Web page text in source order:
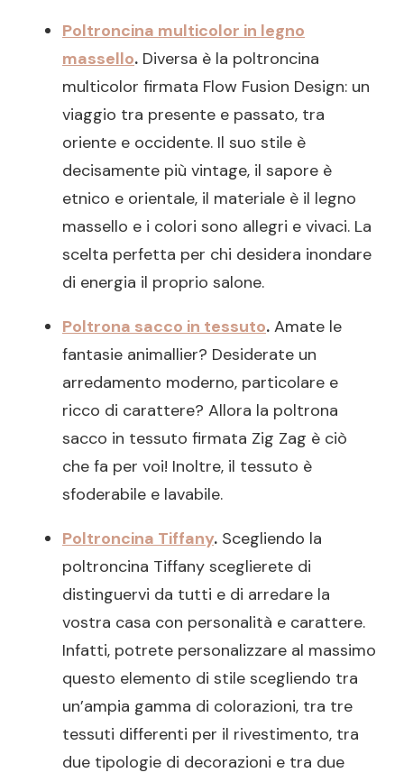
Poltroncina multicolor in legno
massello. Diversa è la poltroncina
multicolor firmata Flow Fusion Design: un
viaggio tra presente e passato, tra
oriente e occidente. Il suo stile è
decisamente più vintage, il sapore è
etnico e orientale, il materiale è il legno
massello e i colori sono allegri e vivaci. La
scelta perfetta per chi desidera inondare
di energia il proprio salone.
Poltrona sacco in tessuto. Amate le
fantasie animallier? Desiderate un
arredamento moderno, particolare e
ricco di carattere? Allora la poltrona
sacco in tessuto firmata Zig Zag è ciò
che fa per voi! Inoltre, il tessuto è
sfoderabile e lavabile.
Poltroncina Tiffany. Scegliendo la
poltroncina Tiffany sceglierete di
distinguervi da tutti e di arredare la
vostra casa con personalità e carattere.
Infatti, potrete personalizzare al massimo
questo elemento di stile scegliendo tra
un’ampia gamma di colorazioni, tra tre
tessuti differenti per il rivestimento, tra
due tipologie di decorazioni e tra due